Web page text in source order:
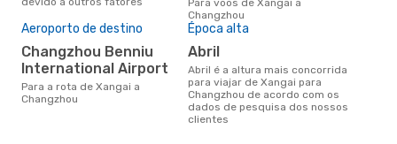
Para voos de Xangai a
Changzhou
Aeroporto de destino
Changzhou Benniu
International Airport
Para a rota de Xangai a
Changzhou
Época alta
abril
abril é a altura mais concorrida
para viajar de Xangai para
Changzhou de acordo com os
dados de pesquisa dos nossos
clientes